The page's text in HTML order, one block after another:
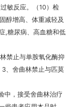
敏反应。（10）检
醇增高、体重减轻及
,糖尿病、高血糖和低
禁止与单胺氧化酶抑
、舍曲林禁止与匹莫
中，接受舍曲林治疗